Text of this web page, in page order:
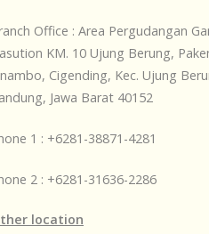
Office : Area Pergudangan
KM. 10 Ujung Berung,
Cigending, Kec. Ujung
Jawa Barat 40152
1 : +6281-38871-4281
2 : +6281-31636-2286
location